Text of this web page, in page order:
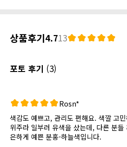
상품후기4.713
포토 후기 (3)
Rosn*
색감도 예쁘고, 관리도 편해요. 색깔 고
위주라 일부러 유색을 샀는데, 다른 분
은하게 예쁜 분홍-하늘색입니다.